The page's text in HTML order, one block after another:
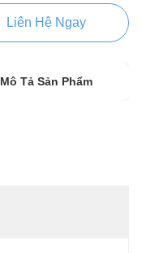
Liên Hệ Ngay
Mô Tả Sản Phẩm